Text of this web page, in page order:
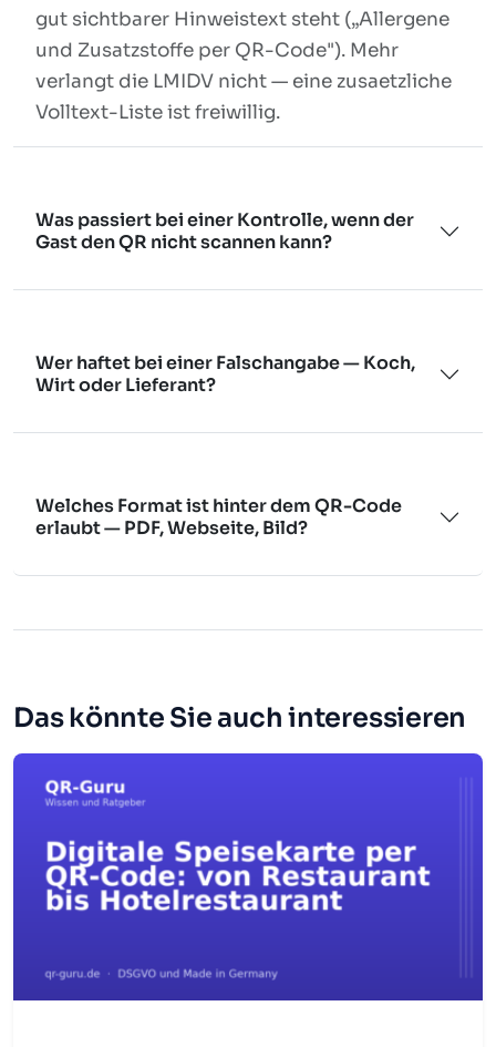
gut sichtbarer Hinweistext steht („Allergene
und Zusatzstoffe per QR-Code"). Mehr
verlangt die LMIDV nicht — eine zusaetzliche
Volltext-Liste ist freiwillig.
Was passiert bei einer Kontrolle, wenn der
Gast den QR nicht scannen kann?
Wer haftet bei einer Falschangabe — Koch,
Wirt oder Lieferant?
Welches Format ist hinter dem QR-Code
erlaubt — PDF, Webseite, Bild?
Das könnte Sie auch interessieren